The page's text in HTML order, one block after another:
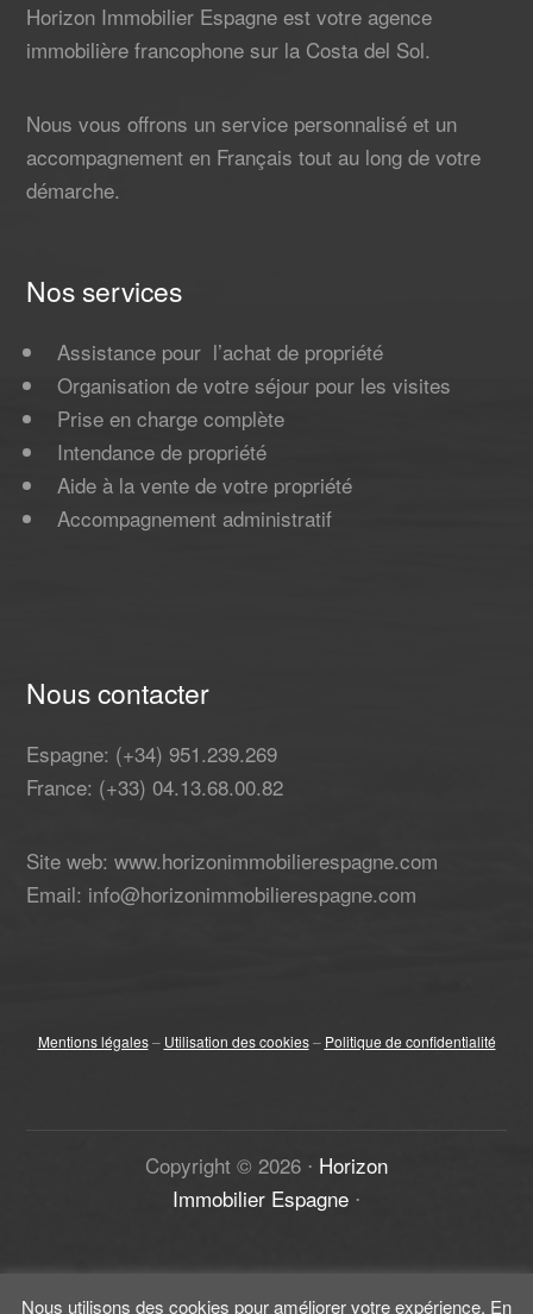
Horizon Immobilier Espagne est votre agence
immobilière francophone sur la Costa del Sol.
Nous vous offrons un service personnalisé et un
accompagnement en Français tout au long de votre
démarche.
Nos services
Assistance pour l’achat de propriété
Organisation de votre séjour pour les visites
Prise en charge complète
Intendance de propriété
Aide à la vente de votre propriété
Accompagnement administratif
Nous contacter
Espagne: (+34) 951.239.269
France: (+33) 04.13.68.00.82
Site web: www.horizonimmobilierespagne.com
Email: info@horizonimmobilierespagne.com
Mentions légales– Utilisation des cookies– Politique de confidentialité
Copyright © 2026 ⋅ Horizon
Immobilier Espagne ⋅
Nous utilisons des cookies pour améliorer votre expérience. En